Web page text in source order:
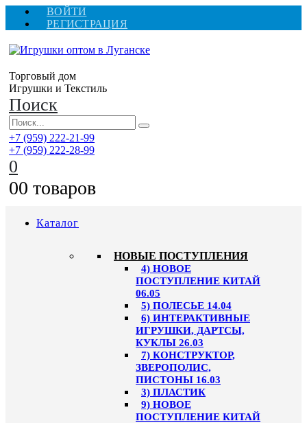
ВОЙТИ
РЕГИСТРАЦИЯ
Торговый дом
Игрушки и Текстиль
Поиск
+7 (959) 222-21-99
+7 (959) 222-28-99
0
00 товаров
Каталог
НОВЫЕ ПОСТУПЛЕНИЯ
4) НОВОЕ
ПОСТУПЛЕНИЕ КИТАЙ
06.05
5) ПОЛЕСЬЕ 14.04
6) ИНТЕРАКТИВНЫЕ
ИГРУШКИ, ДАРТСЫ,
КУКЛЫ 26.03
7) КОНСТРУКТОР,
ЗВЕРОПОЛИС,
ПИСТОНЫ 16.03
3) ПЛАСТИК
9) НОВОЕ
ПОСТУПЛЕНИЕ КИТАЙ